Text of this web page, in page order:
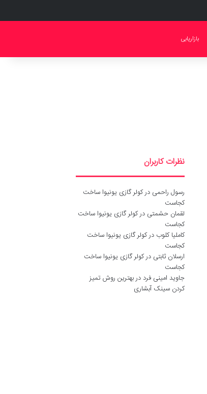
بازاریابی
نظرات کاربران
رسول راحمی درکولر گازی یونیوا ساخت
کجاست
لقمان حشمتی درکولر گازی یونیوا ساخت
کجاست
کاملیا کلوب درکولر گازی یونیوا ساخت
کجاست
ارسلان ثابتی درکولر گازی یونیوا ساخت
کجاست
جاوید امینی فرد دربهترین روش تمیز
کردن سینک آبشاری